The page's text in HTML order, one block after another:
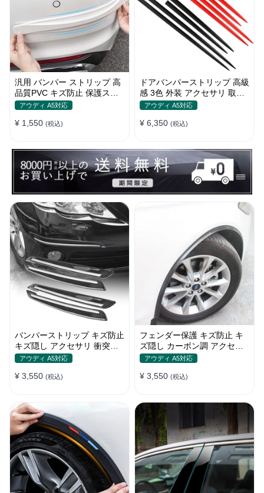
汎用 バンパー ストリップ 高
品質PVC キズ防止 保護ステ
ッカー 4色 フロント・リア
アウディ A5対応
¥ 1,550 (税込)
ドアバンパーストリップ 高級
感 3色 外装 アクセサリ 取付
簡単 保護フィルム キズ防止
アウディ A5対応
¥ 6,350 (税込)
バンパーストリップ キズ防止
キズ隠し アクセサリ 衝突防
止 取付簡単 保護フィルム
アウディ A5対応
¥ 3,550 (税込)
フェンダー保護 キズ防止 キ
ズ隠し カーボン調 アクセサ
リー 取付簡単 保護ステッカ
アウディ A5対応
¥ 3,550 (税込)